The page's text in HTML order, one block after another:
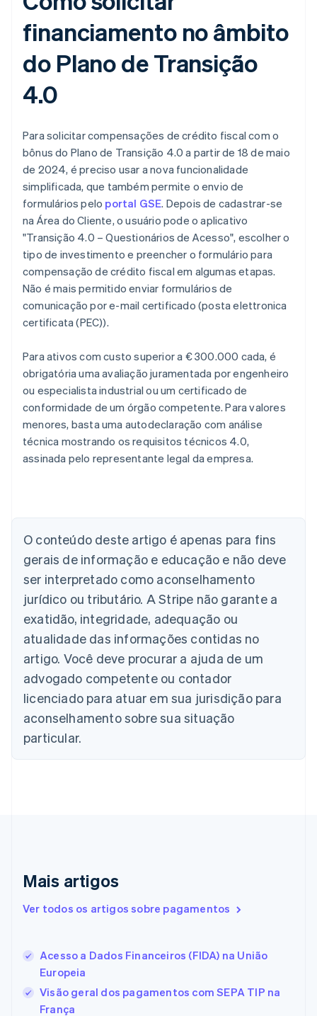
financiamento no âmbito
do Plano de Transição
4.0
Para solicitar compensações de crédito fiscal com o
bônus do Plano de Transição 4.0 a partir de 18 de maio
de 2024, é preciso usar a nova funcionalidade
simplificada, que também permite o envio de
formulários pelo portal GSE. Depois de cadastrar-se
na Área do Cliente, o usuário pode o aplicativo
"Transição 4.0 – Questionários de Acesso", escolher o
tipo de investimento e preencher o formulário para
compensação de crédito fiscal em algumas etapas.
Não é mais permitido enviar formulários de
comunicação por e-mail certificado (posta elettronica
certificata (PEC)).
Para ativos com custo superior a € 300.000 cada, é
obrigatória uma avaliação juramentada por engenheiro
ou especialista industrial ou um certificado de
conformidade de um órgão competente. Para valores
menores, basta uma autodeclaração com análise
técnica mostrando os requisitos técnicos 4.0,
assinada pelo representante legal da empresa.
O conteúdo deste artigo é apenas para fins
gerais de informação e educação e não deve
ser interpretado como aconselhamento
jurídico ou tributário. A Stripe não garante a
exatidão, integridade, adequação ou
atualidade das informações contidas no
artigo. Você deve procurar a ajuda de um
advogado competente ou contador
licenciado para atuar em sua jurisdição para
aconselhamento sobre sua situação
particular.
Mais artigos
Ver todos os artigos sobre pagamentos
Acesso a Dados Financeiros (FIDA) na União
Europeia
Visão geral dos pagamentos com SEPA TIP na
França
Austrália
Áustria
DeutschEnglish
Bélgica
English
Brasil
Português English
Bulgária
English
Canadá
English Français
China continental
简体中文 English
Chipre
Croácia
Eslovênia
Espanha
EnglishEspañol简体中文
Estônia
English
Finlândia
EnglishSvenska